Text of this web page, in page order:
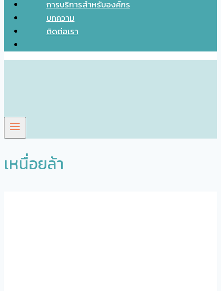
การบริการสำหรับองค์กร
บทความ
ติดต่อเรา
เหนื่อยล้า